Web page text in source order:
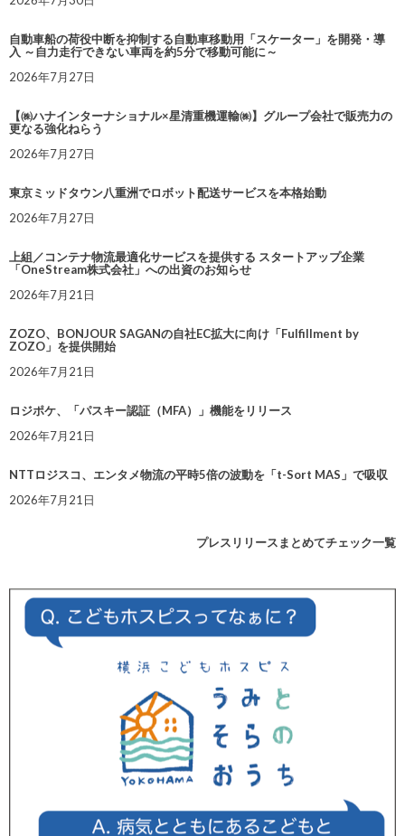
自動車船の荷役中断を抑制する自動車移動用「スケーター」を開発・導
入 ～自力走行できない車両を約5分で移動可能に～
2026年7月27日
【㈱ハナインターナショナル×星清重機運輸㈱】グループ会社で販売力の
更なる強化ねらう
2026年7月27日
東京ミッドタウン八重洲でロボット配送サービスを本格始動
2026年7月27日
上組／コンテナ物流最適化サービスを提供する スタートアップ企業
「OneStream株式会社」への出資のお知らせ
2026年7月21日
ZOZO、BONJOUR SAGANの自社EC拡大に向け「Fulfillment by
ZOZO」を提供開始
2026年7月21日
ロジポケ、「パスキー認証（MFA）」機能をリリース
2026年7月21日
NTTロジスコ、エンタメ物流の平時5倍の波動を「t-Sort MAS」で吸収
2026年7月21日
プレスリリースまとめてチェック一覧